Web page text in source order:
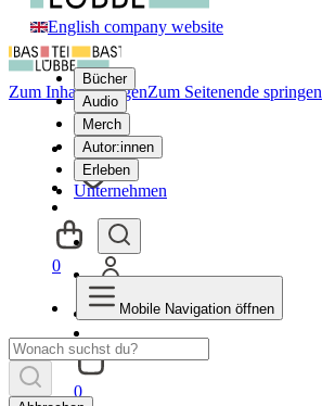
English company website
Bücher
Audio
Merch
Autor:innen
Erleben
Unternehmen
0
Zum Inhalt springenZum Seitenende springen
0
Mobile Navigation öffnen